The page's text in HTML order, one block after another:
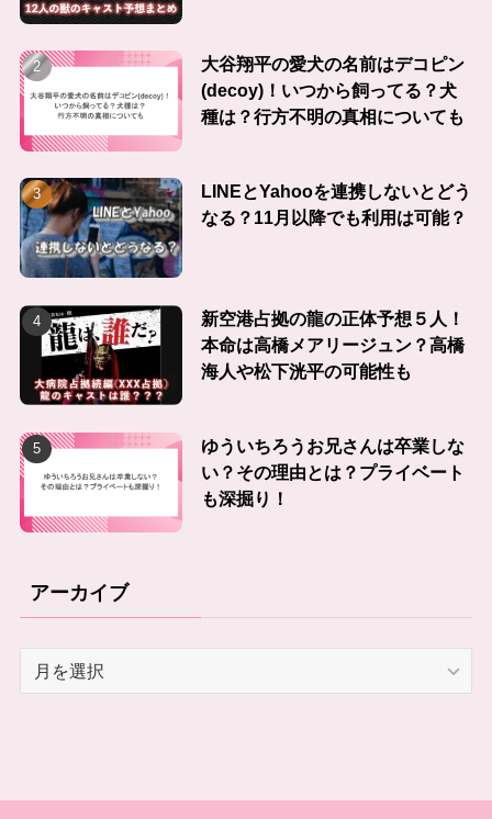
大谷翔平の愛犬の名前はデコピン
(decoy)！いつから飼ってる？犬
種は？行方不明の真相についても
LINEとYahooを連携しないとどう
なる？11月以降でも利用は可能？
新空港占拠の龍の正体予想５人！
本命は高橋メアリージュン？高橋
海人や松下洸平の可能性も
ゆういちろうお兄さんは卒業しな
い？その理由とは？プライベート
も深掘り！
アーカイブ